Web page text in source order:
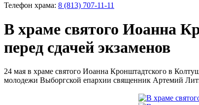
Телефон храма: 8 (813) 707-11-11
В храме святого Иоанна
перед сдачей экзаменов
24 мая в храме святого Иоанна Кронштадтского в
молодежи Выборгской епархии священник Артемий